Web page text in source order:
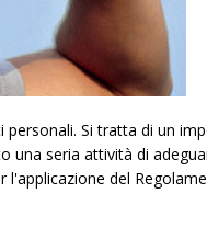
Si tratta di un
una seria attività di
del